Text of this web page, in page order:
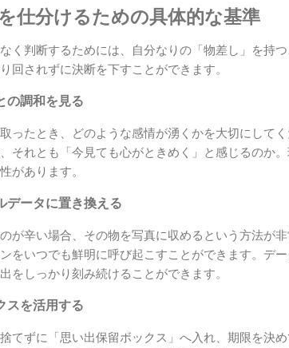
仕分けるための具体的な基準
く判断するためには、自分なりの「物差し」を持
回されずに決断を下すことができます。
の調和を見る
ったとき、どのような感情が湧くかを大切にして
それとも「今見ても心がときめく」と感じるのか
があります。
データに置き換える
が辛い場合、その物を写真に収めるという方法が
をいつでも鮮明に呼び起こすことができます。デ
をしっかり刻み続けることができます。
スを活用する
てずに「思い出保留ボックス」へ入れ、期限を決